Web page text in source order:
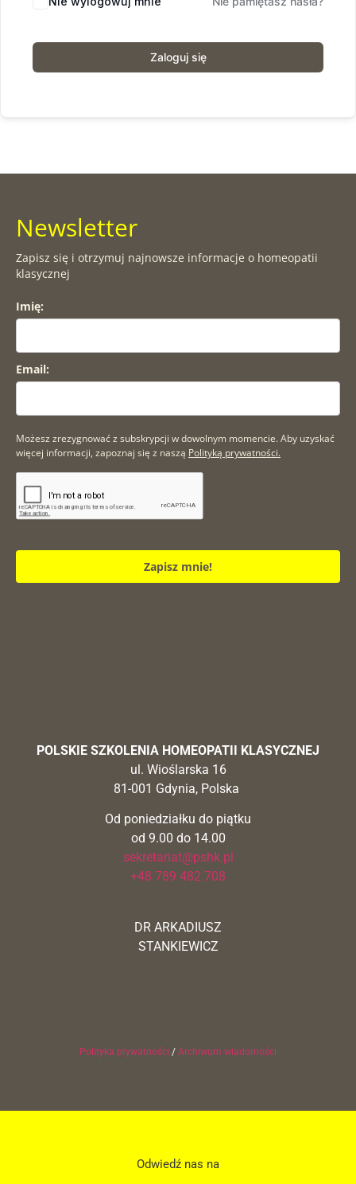
Zaloguj się
Newsletter
Zapisz się i otrzymuj najnowsze informacje o homeopatii
klasycznej
Imię:
Email:
Możesz zrezygnować z subskrypcji w dowolnym momencie. Aby uzyskać
więcej informacji, zapoznaj się z naszą Polityką prywatności.
Zapisz mnie!
POLSKIE SZKOLENIA HOMEOPATII KLASYCZNEJ
ul. Wioślarska 16
81-001 Gdynia, Polska
Od poniedziałku do piątku
od 9.00 do 14.00
sekretariat@pshk.pl
+48 789 482 708
DR ARKADIUSZ
STANKIEWICZ
Polityka prywatności / Archiwum wiadomości
Odwiedź nas na